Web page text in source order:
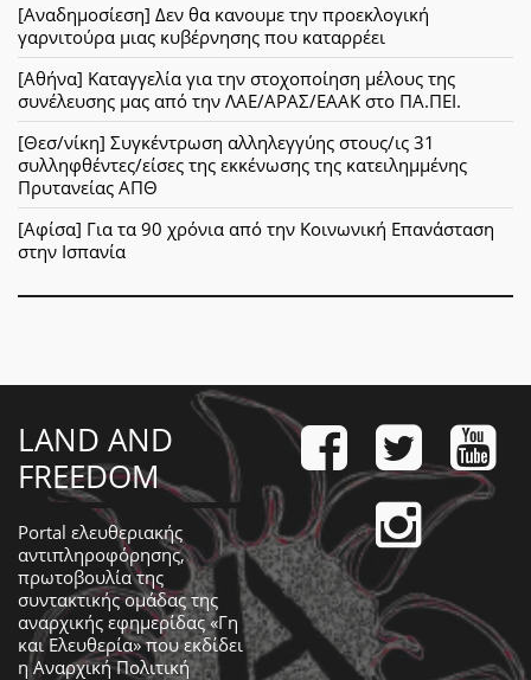
[Αναδημοσίεση] Δεν θα κανουμε την προεκλογική
γαρνιτούρα μιας κυβέρνησης που καταρρέει
[Αθήνα] Καταγγελία για την στοχοποίηση μέλους της
συνέλευσης μας από την ΛΑΕ/ΑΡΑΣ/ΕΑΑΚ στο ΠΑ.ΠΕΙ.
[Θεσ/νίκη] Συγκέντρωση αλληλεγγύης στους/ις 31
συλληφθέντες/είσες της εκκένωσης της κατειλημμένης
Πρυτανείας ΑΠΘ
[Αφίσα] Για τα 90 χρόνια από την Κοινωνική Επανάσταση
στην Ισπανία
LAND AND
FREEDOM
Portal ελευθεριακής
αντιπληροφόρησης,
πρωτοβουλία της
συντακτικής ομάδας της
αναρχικής εφημερίδας «Γη
και Ελευθερία» που εκδίδει
ηΑναρχική Πολιτική